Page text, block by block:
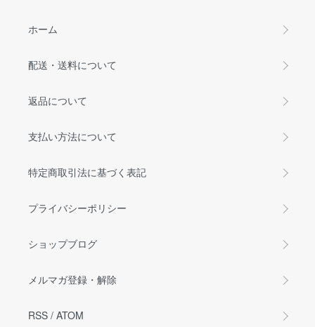
ホーム
配送・送料について
返品について
支払い方法について
特定商取引法に基づく表記
プライバシーポリシー
ショップブログ
メルマガ登録・解除
RSS / ATOM